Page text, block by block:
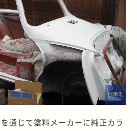
通じて塗料メーカーに純正カラ